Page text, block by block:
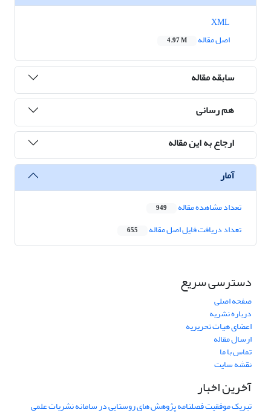
اصل مقاله
4.97 M
سابقه مقاله
هم رسانی
ارجاع به این مقاله
آمار
تعداد مشاهده مقاله 949
تعداد دریافت فایل اصل مقاله 655
دسترسی سریع
صفحه اصلی
درباره نشریه
اعضای هیات تحریریه
ارسال مقاله
تماس با ما
نقشه سایت
آخرین اخبار
تبریک موفقیت فصلنامه پژوهش های روستایی در سامانه نشریات علمی